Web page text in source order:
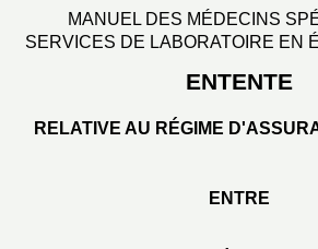
MANUEL DES MÉDECINS
SERVICES DE LABORATOIRE EN
ENTENTE
RELATIVE AU RÉGIME
ENTRE